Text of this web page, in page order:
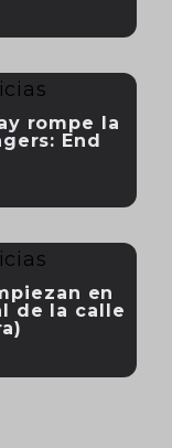
rompe la
End
en
de la calle